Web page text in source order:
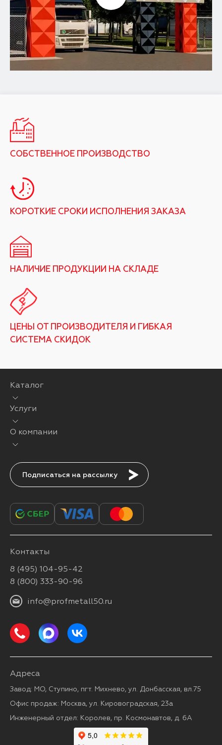
СОБСТВЕННОЕ ПРОИЗВОДСТВО
КОРОТКИЕ СРОКИ ИСПОЛНЕНИЯ ЗАКАЗА
НАЛИЧИЕ ПРОДУКЦИИ НА СКЛАДЕ
ЦЕНЫ ОТ ПРОИЗВОДИТЕЛЯ И ГИБКАЯ
СИСТЕМА СКИДОК
Каталог
Услуги
О компании
Подписаться
Контакты
8 (495) 104-95-42
8 (800) 333-90-96
info@profmetall50.ru
Адреса
Завод: МО, Ступино, пгт. Михнево, ул. Донбасская, вл.75
Офис продаж: Москва, ул. Кировоградская, 23а
Инженерный отдел: Королев, пр. Космонавтов, д. 6А